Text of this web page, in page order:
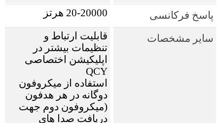
پاسخ فرکانسی 20-20000 هرتز
سایر مشخصات
قابلیت ارتباط و
تنظیمات بیشتر در
اپلیکیشن اختصاصی
QCY
استفاده از میکروفون
دوگانه در هر هدفون
(میکروفون دوم جهت
دریافت صدا های